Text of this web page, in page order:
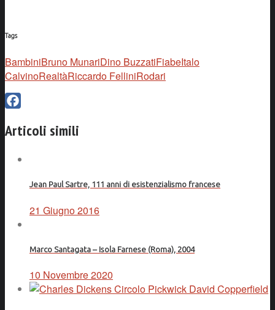
Tags
BambiniBruno MunariDino BuzzatiFiabeItalo
CalvinoRealtàRiccardo FelliniRodari
Articoli simili
Jean Paul Sartre, 111 anni di esistenzialismo francese
21 Giugno 2016
Marco Santagata – Isola Farnese (Roma), 2004
10 Novembre 2020